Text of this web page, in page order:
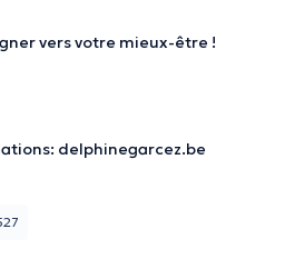
vers votre mieux-être !
delphinegarcez.be